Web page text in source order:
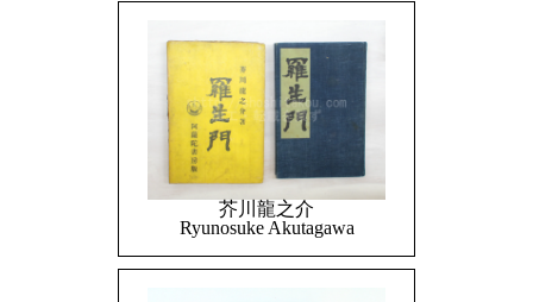
芥川龍之介
Ryunosuke Akutagawa